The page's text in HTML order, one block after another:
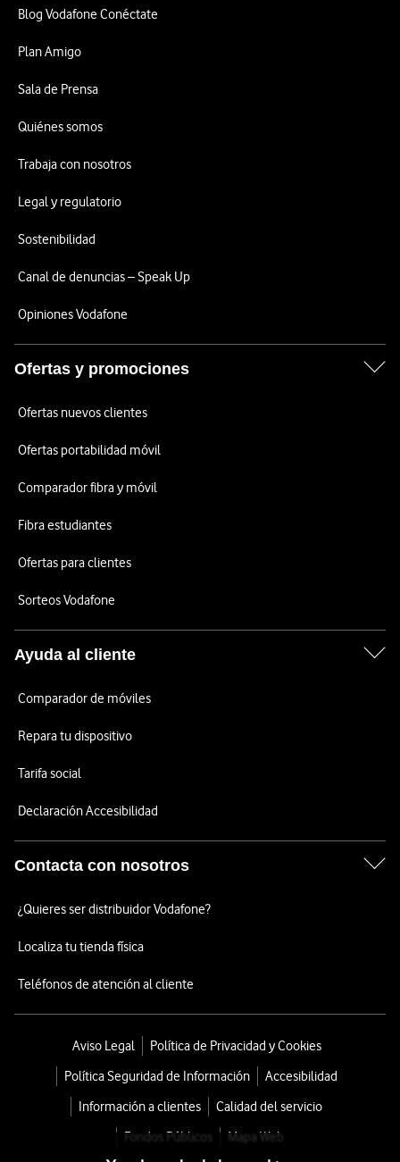
Blog Vodafone Conéctate
Plan Amigo
Sala de Prensa
Quiénes somos
Trabaja con nosotros
Legal y regulatorio
Sostenibilidad
Canal de denuncias – Speak Up
Opiniones Vodafone
Ofertas y promociones
Ofertas nuevos clientes
Ofertas portabilidad móvil
Comparador fibra y móvil
Fibra estudiantes
Ofertas para clientes
Sorteos Vodafone
Ayuda al cliente
Comparador de móviles
Repara tu dispositivo
Tarifa social
Declaración Accesibilidad
Contacta con nosotros
¿Quieres ser distribuidor Vodafone?
Localiza tu tienda física
Teléfonos de atención al cliente
Aviso Legal
Política de Privacidad y Cookies
Política Seguridad de Información
Accesibilidad
Información a clientes
Calidad del servicio
Fondos Públicos
Mapa Web